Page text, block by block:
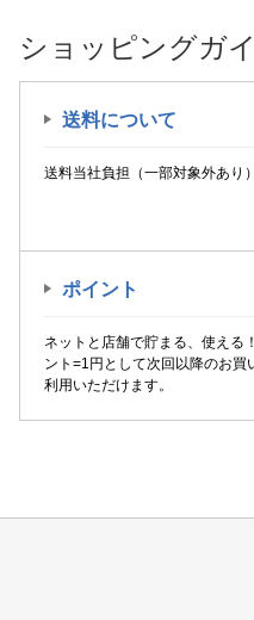
ショッピングガ
送料について
送料当社負担（一部対象外あり）
ポイント
ネットと店舗で貯まる、使える
ント=1円として次回以降のお買
利用いただけます。